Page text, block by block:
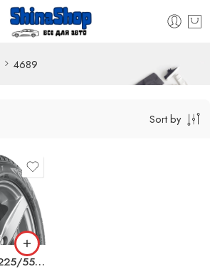
4689
Sort by
Nokian Nordman 7 225/55 R17 101T XL (ШИП) зимова шина